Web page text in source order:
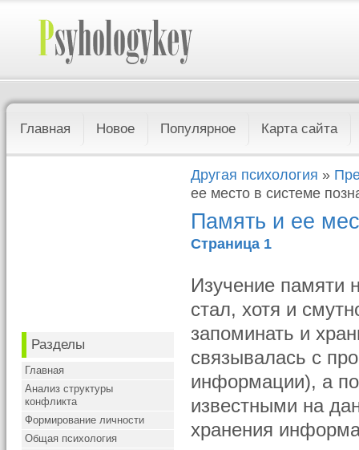
Главная Новое Популярное Карта сайта
Разделы
Главная
Анализ структуры
конфликта
Формирование личности
Общая психология
Другая психология »
ее место в системе
Память и ее
Страница 1
Изучение памяти
стал, хотя и
запоминать и
связывалась с
информации), а
известными на
хранения